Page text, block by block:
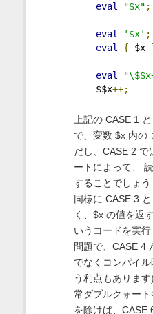
eval
"$x" ;
eval '$x' ;
eval
{ $x
eval
$$x++;
上記の CASE 1
で、変数 $x 内の
だし、CASE 2 で
ートによって、
することでしょ
同様に CASE 3
く、$x の値を返
いうコードを実
問題で、CASE 4
でなくコンパイ
う利点もありま
常ダブルクォート
を除けば、CASE